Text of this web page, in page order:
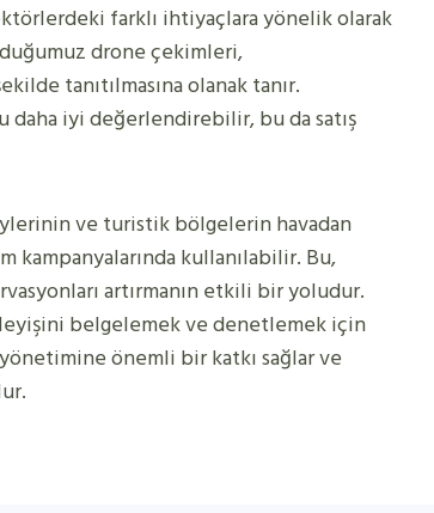
farklı ihtiyaçlara yönelik olarak
drone çekimleri,
tanıtılmasına olanak tanır.
daha iyi değerlendirebilir, bu da satış
ve turistik bölgelerin havadan
kampanyalarında kullanılabilir. Bu,
artırmanın etkili bir yoludur.
belgelemek ve denetlemek için
önemli bir katkı sağlar ve